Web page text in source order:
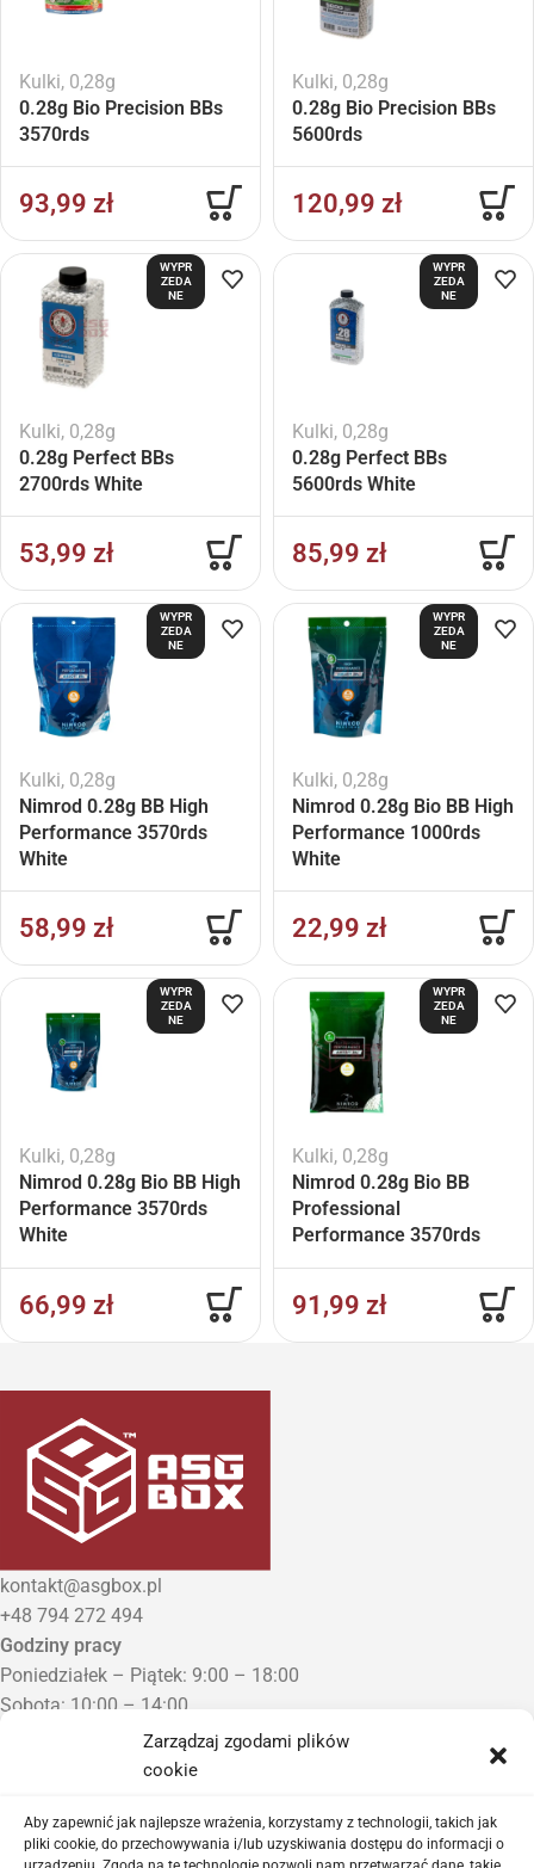
Zarządzaj zgodami plików
cookie
Aby zapewnić jak najlepsze wrażenia, korzystamy z technologii, takich jak
pliki cookie, do przechowywania i/lub uzyskiwania dostępu do informacji o
Kulki, 0,28g
0.28g Bio Precision BBs
3570rds
93,99 zł
Kulki, 0,28g
0.28g Bio Precision BBs
5600rds
120,99 zł
WYPR
ZEDA
NE
Kulki, 0,28g
0.28g Perfect BBs
2700rds White
53,99 zł
WYPR
ZEDA
NE
Kulki, 0,28g
0.28g Perfect BBs
5600rds White
85,99 zł
WYPR
ZEDA
NE
Kulki, 0,28g
Nimrod 0.28g BB High
Performance 3570rds
White
58,99 zł
WYPR
ZEDA
NE
Kulki, 0,28g
Nimrod 0.28g Bio BB High
Performance 1000rds
White
22,99 zł
WYPR
ZEDA
NE
Kulki, 0,28g
Nimrod 0.28g Bio BB High
Performance 3570rds
White
66,99 zł
WYPR
ZEDA
NE
Kulki, 0,28g
Nimrod 0.28g Bio BB
Professional
Performance 3570rds
91,99 zł
kontakt@asgbox.pl
+48 794 272 494
Godziny pracy
Poniedziałek – Piątek: 9:00 – 18:00
Sobota: 10:00 – 14:00
Niedziela: Zamknięte
Punkt Odbioru zamówień
Proszę o wcześniejszy kontakt telefoniczny